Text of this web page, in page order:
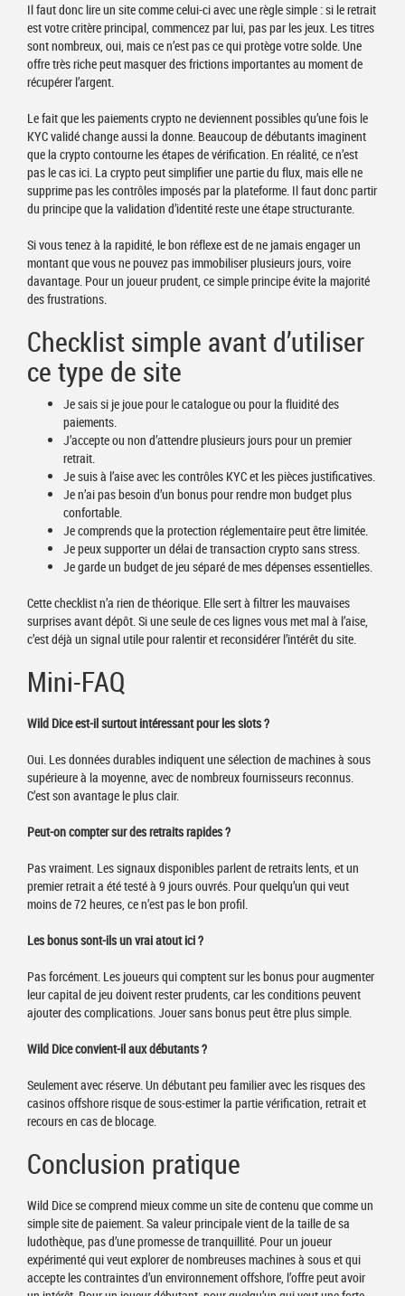
Il faut donc lire un site comme celui-ci avec une règle simple : si le retrait
est votre critère principal, commencez par lui, pas par les jeux. Les titres
sont nombreux, oui, mais ce n’est pas ce qui protège votre solde. Une
offre très riche peut masquer des frictions importantes au moment de
récupérer l’argent.
Le fait que les paiements crypto ne deviennent possibles qu’une fois le
KYC validé change aussi la donne. Beaucoup de débutants imaginent
que la crypto contourne les étapes de vérification. En réalité, ce n’est
pas le cas ici. La crypto peut simplifier une partie du flux, mais elle ne
supprime pas les contrôles imposés par la plateforme. Il faut donc partir
du principe que la validation d’identité reste une étape structurante.
Si vous tenez à la rapidité, le bon réflexe est de ne jamais engager un
montant que vous ne pouvez pas immobiliser plusieurs jours, voire
davantage. Pour un joueur prudent, ce simple principe évite la majorité
des frustrations.
Checklist simple avant d’utiliser
ce type de site
Je sais si je joue pour le catalogue ou pour la fluidité des
paiements.
J’accepte ou non d’attendre plusieurs jours pour un premier
retrait.
Je suis à l’aise avec les contrôles KYC et les pièces justificatives.
Je n’ai pas besoin d’un bonus pour rendre mon budget plus
confortable.
Je comprends que la protection réglementaire peut être limitée.
Je peux supporter un délai de transaction crypto sans stress.
Je garde un budget de jeu séparé de mes dépenses essentielles.
Cette checklist n’a rien de théorique. Elle sert à filtrer les mauvaises
surprises avant dépôt. Si une seule de ces lignes vous met mal à l’aise,
c’est déjà un signal utile pour ralentir et reconsidérer l’intérêt du site.
Mini-FAQ
Wild Dice est-il surtout intéressant pour les slots ?
Oui. Les données durables indiquent une sélection de machines à sous
supérieure à la moyenne, avec de nombreux fournisseurs reconnus.
C’est son avantage le plus clair.
Peut-on compter sur des retraits rapides ?
Pas vraiment. Les signaux disponibles parlent de retraits lents, et un
premier retrait a été testé à 9 jours ouvrés. Pour quelqu’un qui veut
moins de 72 heures, ce n’est pas le bon profil.
Les bonus sont-ils un vrai atout ici ?
Pas forcément. Les joueurs qui comptent sur les bonus pour augmenter
leur capital de jeu doivent rester prudents, car les conditions peuvent
ajouter des complications. Jouer sans bonus peut être plus simple.
Wild Dice convient-il aux débutants ?
Seulement avec réserve. Un débutant peu familier avec les risques des
casinos offshore risque de sous-estimer la partie vérification, retrait et
recours en cas de blocage.
Conclusion pratique
Wild Dice se comprend mieux comme un site de contenu que comme un
simple site de paiement. Sa valeur principale vient de la taille de sa
ludothèque, pas d’une promesse de tranquillité. Pour un joueur
expérimenté qui veut explorer de nombreuses machines à sous et qui
accepte les contraintes d’un environnement offshore, l’offre peut avoir